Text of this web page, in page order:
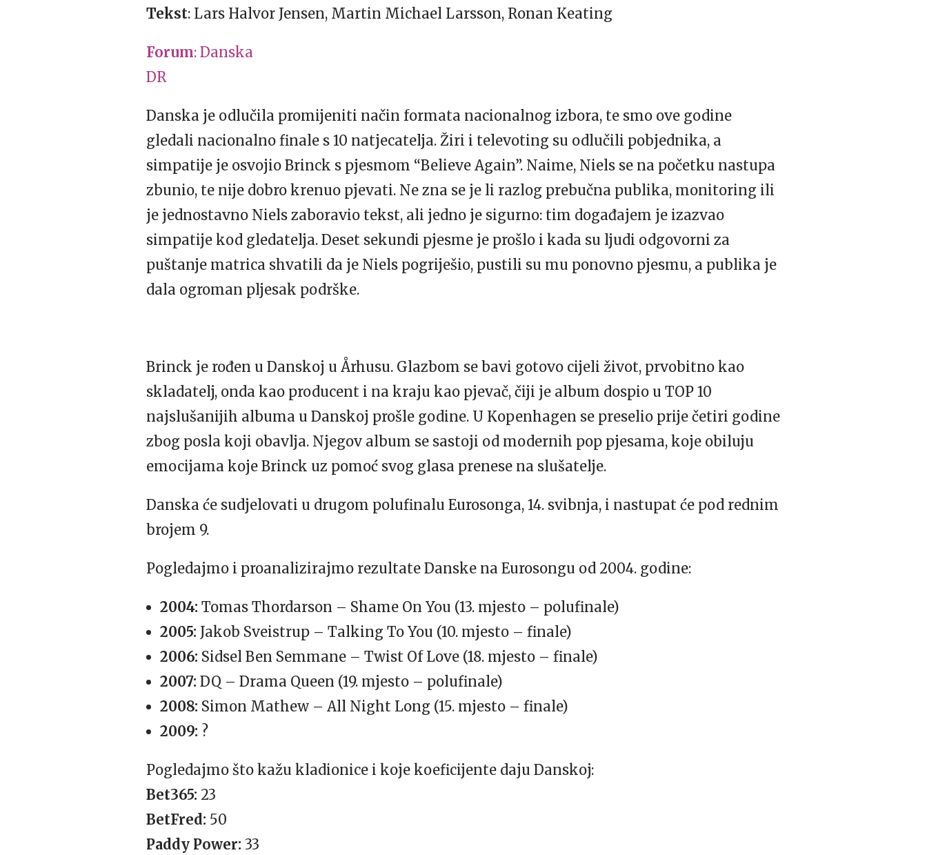
Tekst: Lars Halvor Jensen, Martin Michael Larsson, Ronan Keating
Forum: Danska
DR
Danska je odlučila promijeniti način formata nacionalnog izbora, te smo ove godine
gledali nacionalno finale s 10 natjecatelja. Žiri i televoting su odlučili pobjednika, a
simpatije je osvojio Brinck s pjesmom “Believe Again”. Naime, Niels se na početku nastupa
zbunio, te nije dobro krenuo pjevati. Ne zna se je li razlog prebučna publika, monitoring ili
je jednostavno Niels zaboravio tekst, ali jedno je sigurno: tim događajem je izazvao
simpatije kod gledatelja. Deset sekundi pjesme je prošlo i kada su ljudi odgovorni za
puštanje matrica shvatili da je Niels pogriješio, pustili su mu ponovno pjesmu, a publika je
dala ogroman pljesak podrške.
Brinck je rođen u Danskoj u Århusu. Glazbom se bavi gotovo cijeli život, prvobitno kao
skladatelj, onda kao producent i na kraju kao pjevač, čiji je album dospio u TOP 10
najslušanijih albuma u Danskoj prošle godine. U Kopenhagen se preselio prije četiri godine
zbog posla koji obavlja. Njegov album se sastoji od modernih pop pjesama, koje obiluju
emocijama koje Brinck uz pomoć svog glasa prenese na slušatelje.
Danska će sudjelovati u drugom polufinalu Eurosonga, 14. svibnja, i nastupat će pod rednim
brojem 9.
Pogledajmo i proanalizirajmo rezultate Danske na Eurosongu od 2004. godine:
2004: Tomas Thordarson – Shame On You (13. mjesto – polufinale)
2005: Jakob Sveistrup – Talking To You (10. mjesto – finale)
2006: Sidsel Ben Semmane – Twist Of Love (18. mjesto – finale)
2007: DQ – Drama Queen (19. mjesto – polufinale)
2008: Simon Mathew – All Night Long (15. mjesto – finale)
2009: ?
Pogledajmo što kažu kladionice i koje koeficijente daju Danskoj:
Bet365: 23
BetFred: 50
Paddy Power: 33